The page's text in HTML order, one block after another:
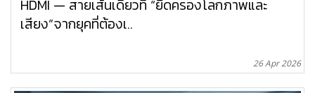
HDMI — สายเส้นเดียวที่ “ยึดครองโลกภาพและ
เสียง”จากยุคที่ต้องเ..
26 Apr 2026